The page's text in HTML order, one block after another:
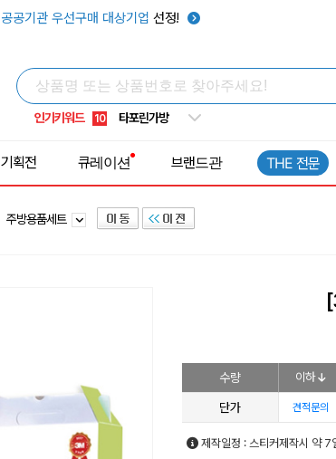
공공기관 우선구매 대상기업 선정!
인기키워드
6 우산
9 넥쿨러
10 타포린가방
기획전 큐레이션 브랜드관 THE 전문
주방용품세트
수량 이하
단가 견적문의
제작일정 : 스티커제작시 약